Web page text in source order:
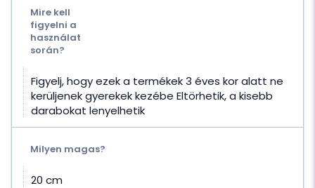
Mire kell
figyelni a
használat
során?
Figyelj, hogy ezek a termékek 3 éves kor alatt ne
kerüljenek gyerekek kezébe Eltörhetik, a kisebb
darabokat lenyelhetik
Milyen magas?
20 cm